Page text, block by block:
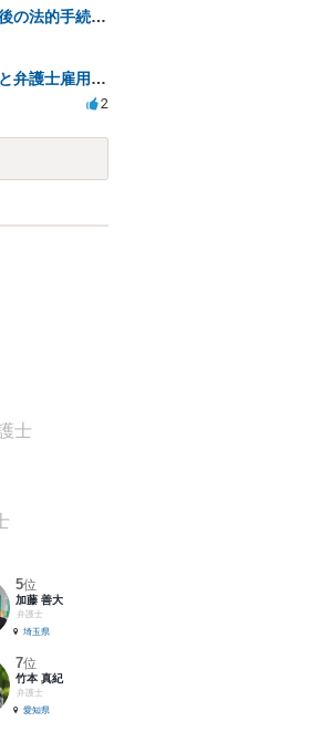
高校生の自転車事件、今後の法的手続きと影響は？
痴漢被害届提出後の対応と弁護士雇用のメリット
2
士
5位
加藤 善大
弁護士
埼玉県
7位
竹本 真紀
弁護士
愛知県